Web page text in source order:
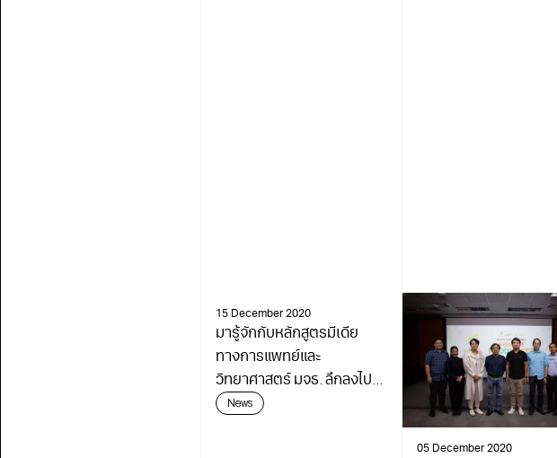
15 December 2020
มารู้จักกับหลักสูตรมีเดีย
ทางการแพทย์และ
วิทยาศาสตร์ มจธ. ลึกลงไป
อีก กับ รายการ เ(ก)รียนไหน
News
05 December 2020